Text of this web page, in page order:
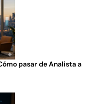
pasar de Analista a